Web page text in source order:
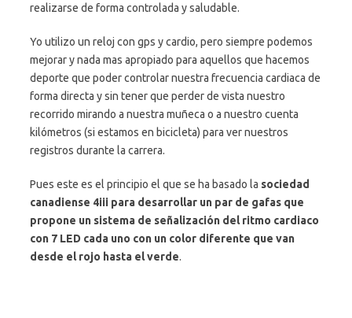
realizarse de forma controlada y saludable.
Yo utilizo un reloj con gps y cardio, pero siempre podemos
mejorar y nada mas apropiado para aquellos que hacemos
deporte que poder controlar nuestra frecuencia cardiaca de
forma directa y sin tener que perder de vista nuestro
recorrido mirando a nuestra muñeca o a nuestro cuenta
kilómetros (si estamos en bicicleta) para ver nuestros
registros durante la carrera.
Pues este es el principio el que se ha basado la sociedad
canadiense 4iii para desarrollar un par de gafas que
propone un sistema de señalización del ritmo cardiaco
con 7 LED cada uno con un color diferente que van
desde el rojo hasta el verde.